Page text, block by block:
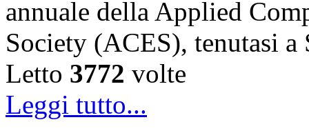
annuale della Applied
Society (ACES), tenutasi
Letto 3772 volte
Leggi tutto...